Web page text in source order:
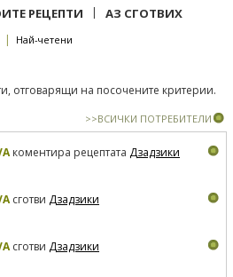
РЕЦЕПТИ | АЗ СГОТВИХ
| Най-четени
отговарящи на посочените критерии.
>>ВСИЧКИ ПОТРЕБИТЕЛИ
коментира рецептата Дзадзики
сготви Дзадзики
сготви Дзадзики